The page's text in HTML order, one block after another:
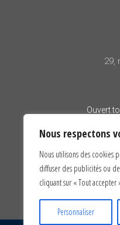
Nous respectons
Nous utilisons des cookies
diffuser des publicités ou
cliquant sur « Tout
Personnaliser
29,
Ouvert